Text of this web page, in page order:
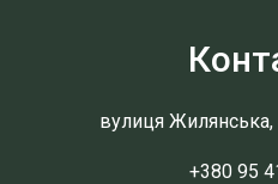
вулиця Жилянська,
+380 95